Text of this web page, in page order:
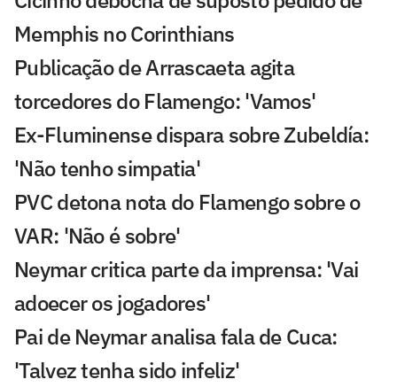
Memphis no Corinthians
Publicação de Arrascaeta agita
torcedores do Flamengo: 'Vamos'
Ex-Fluminense dispara sobre Zubeldía:
'Não tenho simpatia'
PVC detona nota do Flamengo sobre o
VAR: 'Não é sobre'
Neymar critica parte da imprensa: 'Vai
adoecer os jogadores'
Pai de Neymar analisa fala de Cuca:
'Talvez tenha sido infeliz'